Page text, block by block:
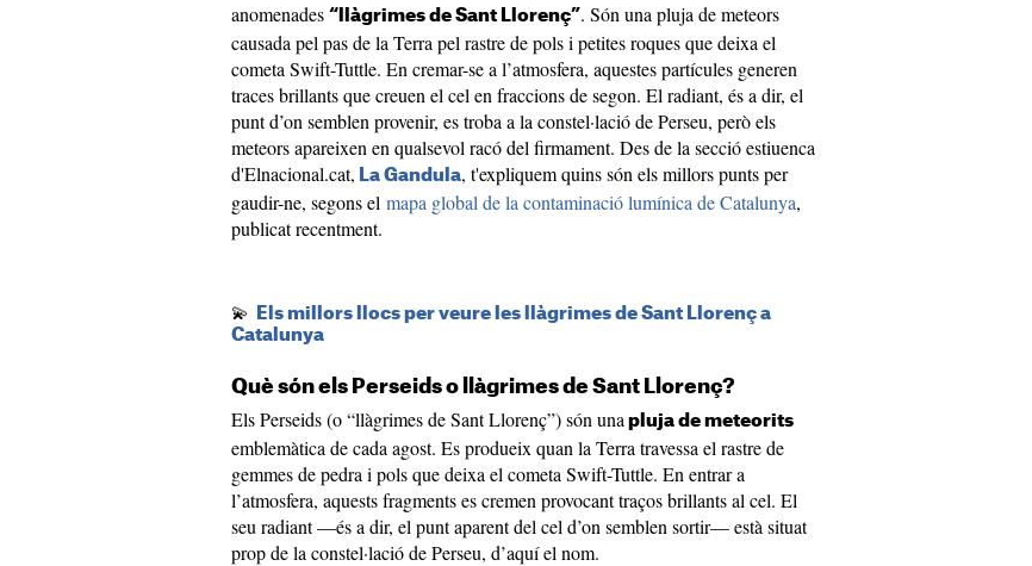
anomenades “llàgrimes de Sant Llorenç”. Són una pluja de meteors
causada pel pas de la Terra pel rastre de pols i petites roques que deixa el
cometa Swift-Tuttle. En cremar-se a l’atmosfera, aquestes partícules generen
traces brillants que creuen el cel en fraccions de segon. El radiant, és a dir, el
punt d’on semblen provenir, es troba a la constel·lació de Perseu, però els
meteors apareixen en qualsevol racó del firmament. Des de la secció estiuenca
d'Elnacional.cat, La Gandula, t'expliquem quins són els millors punts per
gaudir-ne, segons el mapa global de la contaminació lumínica de Catalunya,
publicat recentment.
💫
Els millors llocs per veure les llàgrimes de Sant Llorenç a
Catalunya
Què són els Perseids o llàgrimes de Sant Llorenç?
Els Perseids (o “llàgrimes de Sant Llorenç”) són una pluja de meteorits
emblemàtica de cada agost. Es produeix quan la Terra travessa el rastre de
gemmes de pedra i pols que deixa el cometa Swift-Tuttle. En entrar a
l’atmosfera, aquests fragments es cremen provocant traços brillants al cel. El
seu radiant —és a dir, el punt aparent del cel d’on semblen sortir— està situat
prop de la constel·lació de Perseu, d’aquí el nom.